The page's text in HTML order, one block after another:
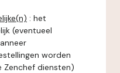
: het
(eventueel
worden
Zenchef diensten)